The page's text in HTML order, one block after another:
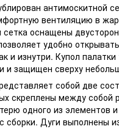
антимоскитной
вентиляцию в
оснащены
удобно
и изнутри. Купол
и защищен сверху
собой две
скреплены между собой
одного из элементов
сборки. Дуги выполнены